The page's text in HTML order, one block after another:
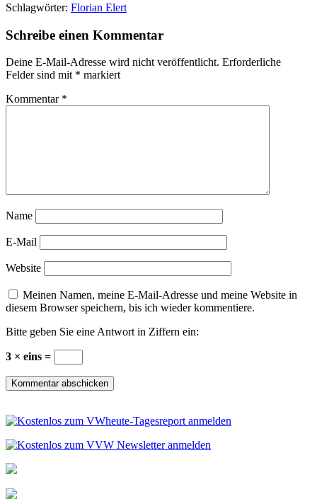
Schlagwörter: Florian Elert
Schreibe einen Kommentar
Deine E-Mail-Adresse wird nicht veröffentlicht. Erforderliche
Felder sind mit * markiert
Kommentar *
Name
E-Mail
Website
Meinen Namen, meine E-Mail-Adresse und meine Website in
diesem Browser speichern, bis ich wieder kommentiere.
Bitte geben Sie eine Antwort in Ziffern ein:
3 × eins =